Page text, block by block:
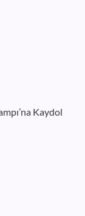
Kaydol